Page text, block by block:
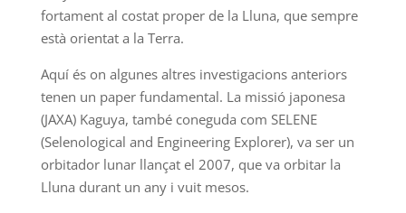
fortament al costat proper de la Lluna, que sempre
està orientat a la Terra.
Aquí és on algunes altres investigacions anteriors
tenen un paper fundamental. La missió japonesa
(JAXA) Kaguya, també coneguda com SELENE
(Selenological and Engineering Explorer), va ser un
orbitador lunar llançat el 2007, que va orbitar la
Lluna durant un any i vuit mesos.